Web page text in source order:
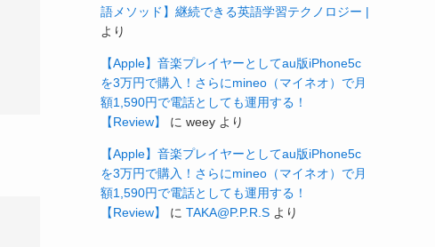
語メソッド】継続できる英語学習テクノロジー |
より
【Apple】音楽プレイヤーとしてau版iPhone5c
を3万円で購入！さらにmineo（マイネオ）で月
額1,590円で電話としても運用する！
【Review】
に weey より
【Apple】音楽プレイヤーとしてau版iPhone5c
を3万円で購入！さらにmineo（マイネオ）で月
額1,590円で電話としても運用する！
【Review】
に TAKA@P.P.R.S より